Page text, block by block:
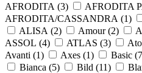
AFRODITA (3) AFRODITA
AFRODITA/CASSANDRA (1)
ALISA (2) Amour (2)
ASSOL (4) ATLAS (3)
Avanti (1) Axes (1) Basic (7
Bianca (5) Bild (11)